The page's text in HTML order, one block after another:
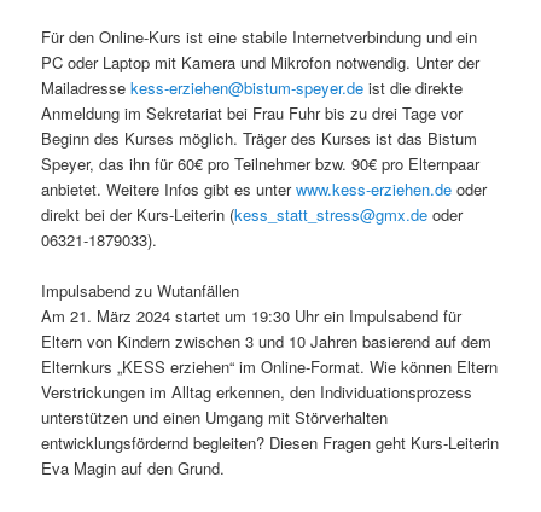
Für den Online-Kurs ist eine stabile Internetverbindung und ein
PC oder Laptop mit Kamera und Mikrofon notwendig. Unter der
Mailadressekess-erziehen@bistum-speyer.de ist die direkte
Anmeldung im Sekretariat bei Frau Fuhr bis zu drei Tage vor
Beginn des Kurses möglich. Träger des Kurses ist das Bistum
Speyer, das ihn für 60€ pro Teilnehmer bzw. 90€ pro Elternpaar
anbietet. Weitere Infos gibt es unterwww.kess-erziehen.de oder
direkt bei der Kurs-Leiterin (kess_statt_stress@gmx.de oder
06321-1879033).
Impulsabend zu Wutanfällen
Am 21. März 2024 startet um 19:30 Uhr ein Impulsabend für
Eltern von Kindern zwischen 3 und 10 Jahren basierend auf dem
Elternkurs „KESS erziehen“ im Online-Format. Wie können Eltern
Verstrickungen im Alltag erkennen, den Individuationsprozess
unterstützen und einen Umgang mit Störverhalten
entwicklungsfördernd begleiten? Diesen Fragen geht Kurs-Leiterin
Eva Magin auf den Grund.